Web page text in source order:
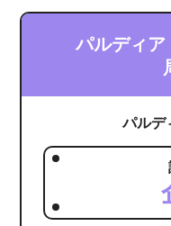
パルディ
パルデ